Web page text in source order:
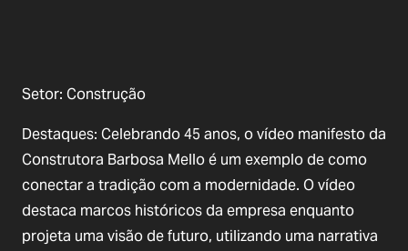
Setor: Construção
Destaques: Celebrando 45 anos, o vídeo manifesto da
Construtora Barbosa Mello é um exemplo de como
conectar a tradição com a modernidade. O vídeo
destaca marcos históricos da empresa enquanto
projeta uma visão de futuro, utilizando uma narrativa